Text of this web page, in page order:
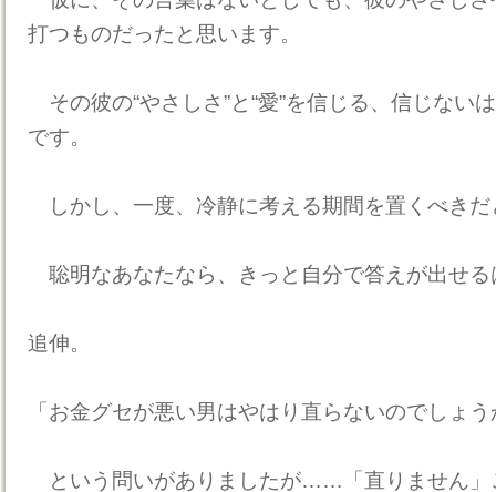
打つものだったと思います。
その彼の“やさしさ”と“愛”を信じる、信じない
です。
しかし、一度、冷静に考える期間を置くべきだ
聡明なあなたなら、きっと自分で答えが出せる
追伸。
「お金グセが悪い男はやはり直らないのでしょ
という問いがありましたが……「直りません」